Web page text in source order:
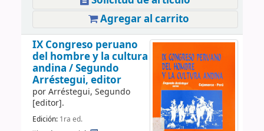
Agregar al carrito
IX Congreso peruano
del hombre y la cultura
andina /Segundo
Arréstegui, editor
porArréstegui, Segundo
[editor].
Edición: 1ra ed.